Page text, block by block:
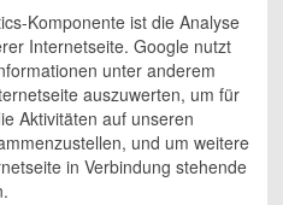
Komponente ist die Analyse
Internetseite. Google nutzt
unter anderem
auszuwerten, um für
Aktivitäten auf unseren
und um weitere
in Verbindung stehende